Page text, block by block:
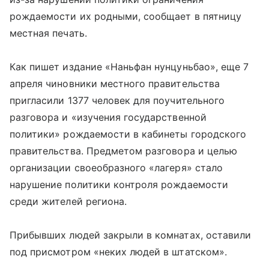
рождаемости их родными, сообщает в пятницу
местная печать.
Как пишет издание «Наньфан нунцуньбао», еще 7
апреля чиновники местного правительства
пригласили 1377 человек для поучительного
разговора и «изучения государственной
политики» рождаемости в кабинеты городского
правительства. Предметом разговора и целью
организации своеобразного «лагеря» стало
нарушение политики контроля рождаемости
среди жителей региона.
Прибывших людей закрыли в комнатах, оставили
под присмотром «неких людей в штатском».